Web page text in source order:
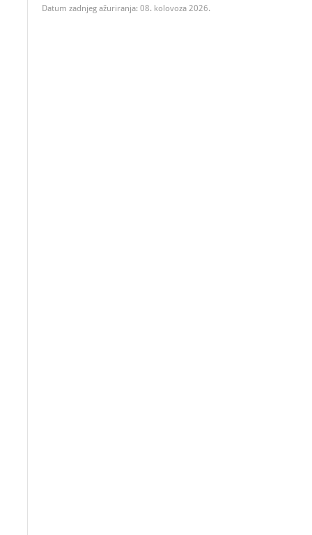
Datum zadnjeg ažuriranja: 08. kolovoza 2026.